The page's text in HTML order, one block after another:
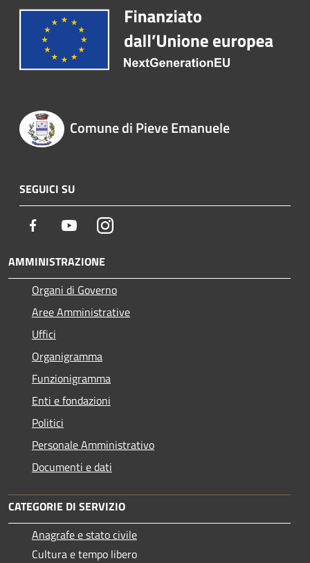
Comune di Pieve Emanuele
SEGUICI SU
Facebook YoutubeInstagram
AMMINISTRAZIONE
Organi di Governo
Aree Amministrative
Uffici
Organigramma
Funzionigramma
Enti e fondazioni
Politici
Personale Amministrativo
Documenti e dati
CATEGORIE DI SERVIZIO
Anagrafe e stato civile
Cultura e tempo libero